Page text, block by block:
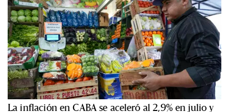
La inflación en CABA se aceleró al 2,9% en julio y